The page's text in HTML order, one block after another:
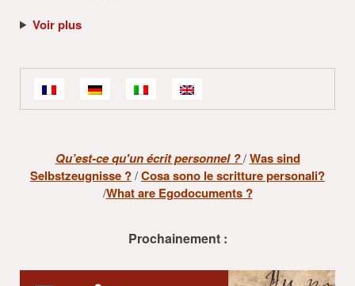
Voir plus
Qu’est-ce qu'un écrit personnel ? /Was sind
Selbstzeugnisse ?/Cosa sono le scritture personali?
/What are Egodocuments ?
Prochainement :